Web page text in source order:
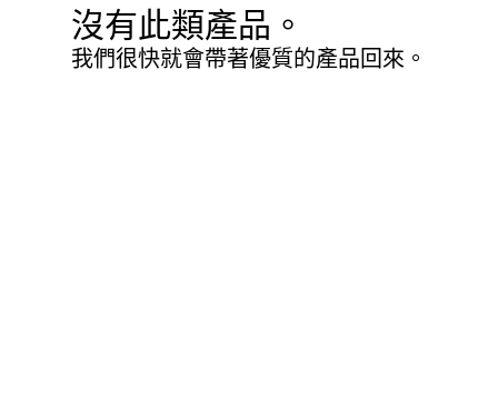
沒有此類產品。
我們很快就會帶著優質的產品回來。